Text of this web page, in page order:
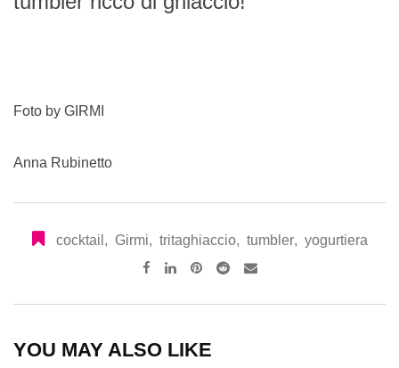
Foto by GIRMI
Anna Rubinetto
cocktail , Girmi, tritaghiaccio, tumbler, yogurtiera
Pinterest
RedditShare
YOU MAY ALSO LIKE